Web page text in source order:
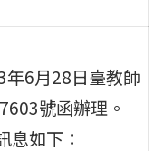
年6月28日臺教師
號函辦理。
息如下：